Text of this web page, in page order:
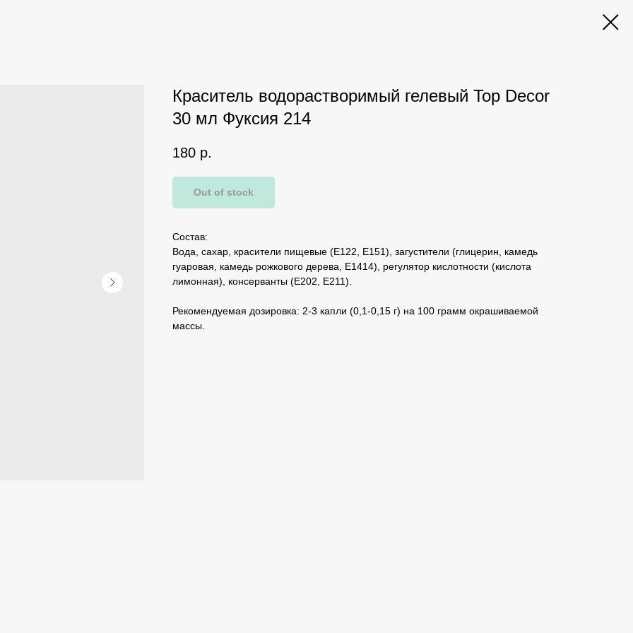
Краситель водорастворимый гелевый Top Decor
30 мл Фуксия 214
180 р.
Out of stock
Состав:
Вода, сахар, красители пищевые (Е122, Е151), загустители (глицерин, камедь
гуаровая, камедь рожкового дерева, Е1414), регулятор кислотности (кислота
лимонная), консерванты (Е202, Е211).
Рекомендуемая дозировка: 2-3 капли (0,1-0,15 г) на 100 грамм окрашиваемой
массы.